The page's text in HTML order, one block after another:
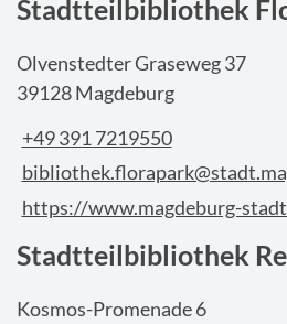
Stadtteilbibliothek
Olvenstedter Graseweg 37
39128 Magdeburg
+49 391 7219550
https://www.magdeburg-
Stadtteilbibliothek
Kosmos-Promenade 6